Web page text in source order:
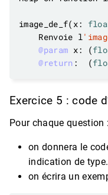
image_de_f(x:
    Renvoie l
@param x: (
@return :  (
Exercice 5 : code
Pour chaque question :
on donnera le
indication de type.
on écrira un